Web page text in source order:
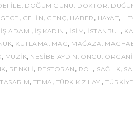
, DOĞUM GÜNÜ, DOKTOR,
GECE , GELIN, GENÇ, HABER , HAYAT,
IŞ ADAMI , IŞ KADINI, ISIM, ISTANBUL ,
, KUTLAMA , MAG, MAĞAZA,
, MÜZIK, NESIBE AYDIN, ÖNCÜ,
, RENKLI , RESTORAN , ROL , SAĞLIK,
TASARIM , TEMA , TÜRK KIZILAYI, TÜRKIYE